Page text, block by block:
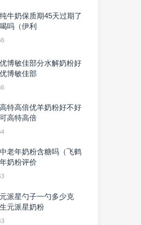
牛奶保质期45天过期了
吗（伊利
博敏佳部分水解奶粉好
博敏佳部
特高倍优羊奶粉好不好
可高特高倍
老年奶粉含糖吗（飞鹤
奶粉评价
派星勺子一勺多少克
生元派星奶粉